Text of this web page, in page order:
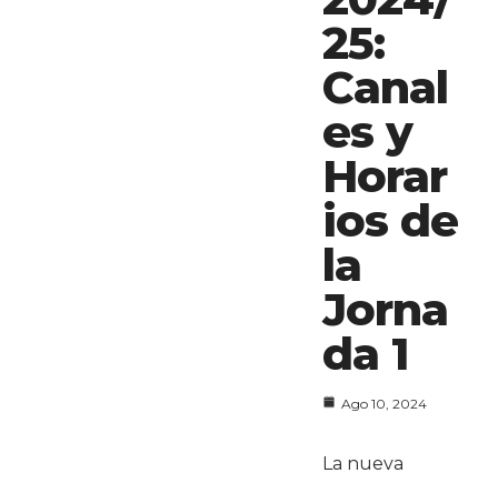
25:
Canal
es y
Horar
ios de
la
Jorna
da 1
Ago 10, 2024
La nueva